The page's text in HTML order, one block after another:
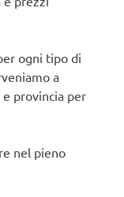
ogni tipo di
a
provincia per
nel pieno